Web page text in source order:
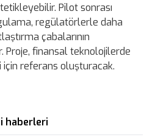
Pilot sonrası
regülatörlerle daha
çabalarının
Proje, finansal teknolojilerde
referans oluşturacak.
haberleri